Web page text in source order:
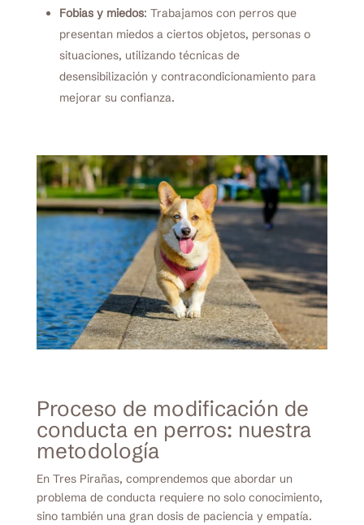
Fobias y miedos: Trabajamos con perros que
presentan miedos a ciertos objetos, personas o
situaciones, utilizando técnicas de
desensibilización y contracondicionamiento para
mejorar su confianza.
Proceso de modificación de
conducta en perros: nuestra
metodología
En Tres Pirañas, comprendemos que abordar un
problema de conducta requiere no solo conocimiento,
sino también una gran dosis de paciencia y empatía.